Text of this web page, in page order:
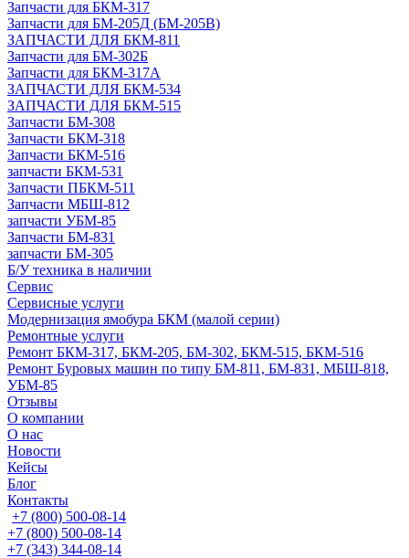
Запчасти для БКМ-317
Запчасти для БМ-205Д (БМ-205В)
ЗАПЧАСТИ ДЛЯ БКМ-811
Запчасти для БМ-302Б
Запчасти для БКМ-317А
ЗАПЧАСТИ ДЛЯ БКМ-534
ЗАПЧАСТИ ДЛЯ БКМ-515
Запчасти БМ-308
Запчасти БКМ-318
Запчасти БКМ-516
запчасти БКМ-531
Запчасти ПБКМ-511
Запчасти МБШ-812
запчасти УБМ-85
Запчасти БМ-831
запчасти БМ-305
Б/У техника в наличии
Сервис
Сервисные услуги
Модернизация ямобура БКМ (малой серии)
Ремонтные услуги
Ремонт БКМ-317, БКМ-205, БМ-302, БКМ-515, БКМ-516
Ремонт Буровых машин по типу БМ-811, БМ-831, МБШ-818,
УБМ-85
Отзывы
О компании
О нас
Новости
Кейсы
Блог
Контакты
+7 (800) 500-08-14
+7 (800) 500-08-14
+7 (343) 344-08-14